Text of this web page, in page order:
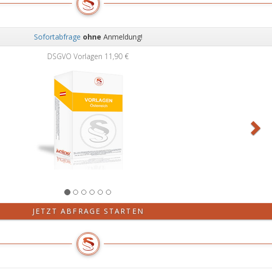
Sofortabfrage ohne Anmeldung!
DSGVO Vorlagen11,90 €
JETZT ABFRAGE STARTEN